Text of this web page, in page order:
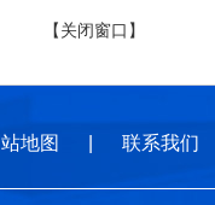
【关闭窗口】
地图 联系我们